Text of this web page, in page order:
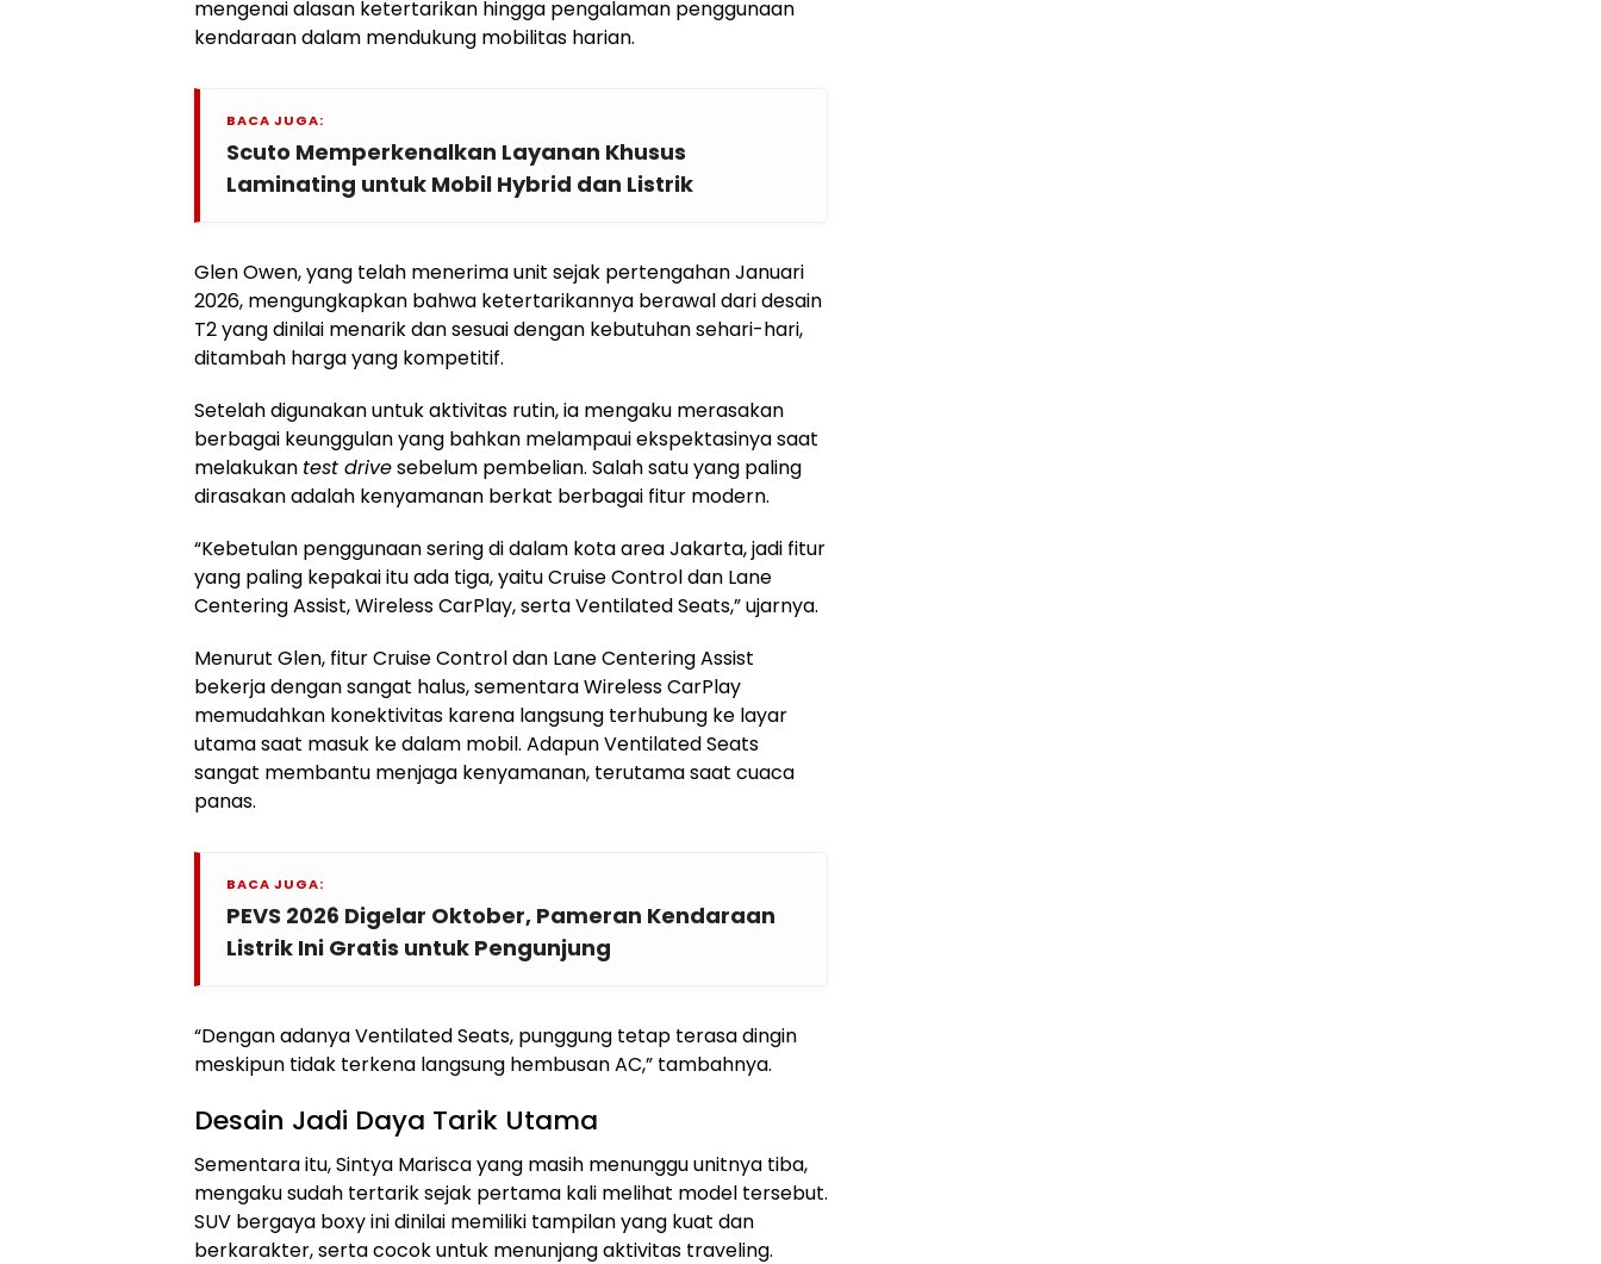
mengenai alasan ketertarikan hingga pengalaman penggunaan
kendaraan dalam mendukung mobilitas harian.
BACA JUGA:
Scuto Memperkenalkan Layanan Khusus
Laminating untuk Mobil Hybrid dan Listrik
Glen Owen, yang telah menerima unit sejak pertengahan Januari
2026, mengungkapkan bahwa ketertarikannya berawal dari desain
T2 yang dinilai menarik dan sesuai dengan kebutuhan sehari-hari,
ditambah harga yang kompetitif.
Setelah digunakan untuk aktivitas rutin, ia mengaku merasakan
berbagai keunggulan yang bahkan melampaui ekspektasinya saat
melakukan test drivesebelum pembelian. Salah satu yang paling
dirasakan adalah kenyamanan berkat berbagai fitur modern.
“Kebetulan penggunaan sering di dalam kota area Jakarta, jadi fitur
yang paling kepakai itu ada tiga, yaitu Cruise Control dan Lane
Centering Assist, Wireless CarPlay, serta Ventilated Seats,” ujarnya.
Menurut Glen, fitur Cruise Control dan Lane Centering Assist
bekerja dengan sangat halus, sementara Wireless CarPlay
memudahkan konektivitas karena langsung terhubung ke layar
utama saat masuk ke dalam mobil. Adapun Ventilated Seats
sangat membantu menjaga kenyamanan, terutama saat cuaca
panas.
BACA JUGA:
PEVS 2026 Digelar Oktober, Pameran Kendaraan
Listrik Ini Gratis untuk Pengunjung
“Dengan adanya Ventilated Seats, punggung tetap terasa dingin
meskipun tidak terkena langsung hembusan AC,” tambahnya.
Desain Jadi Daya Tarik Utama
Sementara itu, Sintya Marisca yang masih menunggu unitnya tiba,
mengaku sudah tertarik sejak pertama kali melihat model tersebut.
SUV bergaya boxy ini dinilai memiliki tampilan yang kuat dan
berkarakter, serta cocok untuk menunjang aktivitas traveling.